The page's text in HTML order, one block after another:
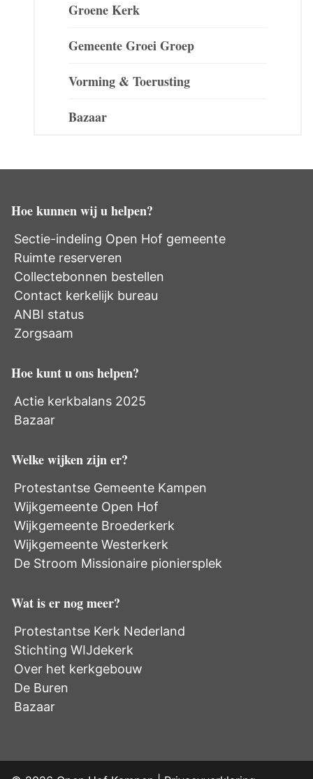
Groene Kerk
Gemeente Groei Groep
Vorming & Toerusting
Bazaar
Hoe kunnen wij u helpen?
Sectie-indeling Open Hof gemeente
Ruimte reserveren
Collectebonnen bestellen
Contact kerkelijk bureau
ANBI status
Zorgsaam
Hoe kunt u ons helpen?
Actie kerkbalans 2025
Bazaar
Welke wijken zijn er?
Protestantse Gemeente Kampen
Wijkgemeente Open Hof
Wijkgemeente Broederkerk
Wijkgemeente Westerkerk
De Stroom Missionaire pioniersplek
Wat is er nog meer?
Protestantse Kerk Nederland
Stichting WIJdekerk
Over het kerkgebouw
De Buren
Bazaar